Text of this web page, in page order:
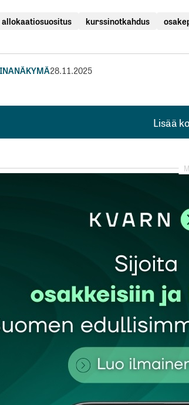
allokaatiosuositus kurssinotkahdus
28.11.2025
Lisää
Lisää
kirjautua
Nimesi tai nimimerkkisi